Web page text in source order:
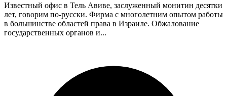
Известный офис в Тель Авиве, заслуженный монитин десятки
лет, говорим по-русски. Фирма с многолетним опытом работы
в большинстве областей права в Израиле. Обжалование
государственных органов и...